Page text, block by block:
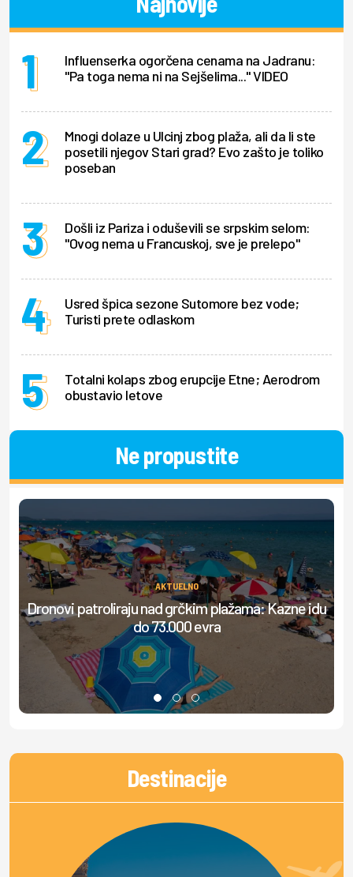
Influenserka ogorčena cenama na Jadranu:
"Pa toga nema ni na Sejšelima..." VIDEO
Mnogi dolaze u Ulcinj zbog plaža, ali da li ste
posetili njegov Stari grad? Evo zašto je toliko
poseban
Došli iz Pariza i oduševili se srpskim selom:
"Ovog nema u Francuskoj, sve je prelepo"
Usred špica sezone Sutomore bez vode;
Turisti prete odlaskom
Totalni kolaps zbog erupcije Etne; Aerodrom
obustavio letove
Ne propustite
AKTUELNO
Dronovi patroliraju nad grčkim plažama: Kazne idu
do 73.000 evra
Destinacije